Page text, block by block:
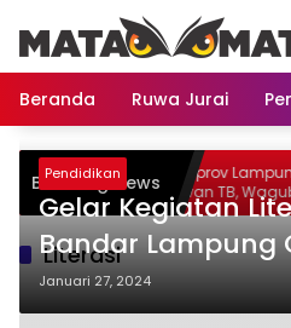
konten
Beranda
Ruwa Jurai
Breaking News
Akses
Pemprov
Lawan TB,
Penemuan Kasus
Tuntas
Literasi
Pendidikan
Gelar Kegiatan
Bandar Lampung
Karya Puisi
Januari 27, 2024